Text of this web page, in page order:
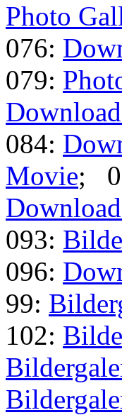
Photo
076:
079:
084:
Movie;
093:
096:
99:
102: